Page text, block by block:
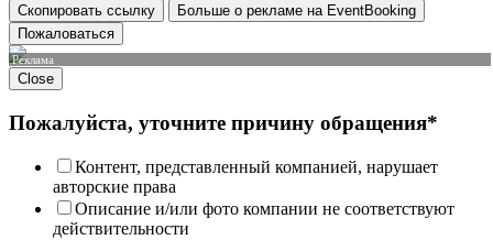
Скопировать ссылку
Больше о рекламе на EventBooking
Пожаловаться
Реклама
Close
Пожалуйста, уточните причину обращения*
Контент, представленный компанией, нарушает
авторские права
Описание и/или фото компании не соответствуют
действительности